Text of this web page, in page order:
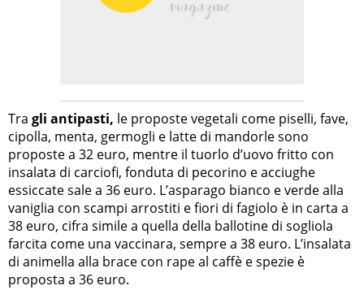
Tra gli antipasti, le proposte vegetali come piselli, fave,
cipolla, menta, germogli e latte di mandorle sono
proposte a 32 euro, mentre il tuorlo d’uovo fritto con
insalata di carciofi, fonduta di pecorino e acciughe
essiccate sale a 36 euro. L’asparago bianco e verde alla
vaniglia con scampi arrostiti e fiori di fagiolo è in carta a
38 euro, cifra simile a quella della ballotine di sogliola
farcita come una vaccinara, sempre a 38 euro. L’insalata
di animella alla brace con rape al caffè e spezie è
proposta a 36 euro.